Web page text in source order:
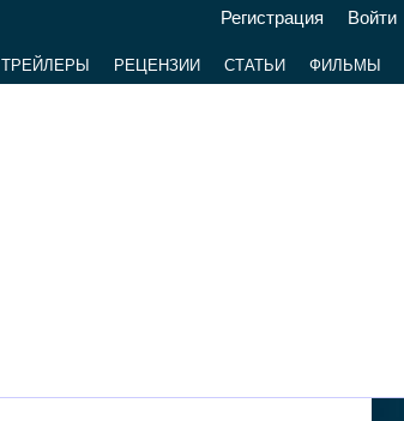
Регистрация Войти
ТРЕЙЛЕРЫ РЕЦЕНЗИИ СТАТЬИ ФИЛЬМЫ